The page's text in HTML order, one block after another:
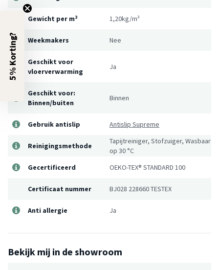
Gewicht per m² 1,20kg/m²
Weekmakers Nee
Geschikt voor
vloerverwarming
Ja
Geschikt voor:
Binnen/buiten
Binnen
Gebruik antislip Antislip Supreme
Reinigingsmethode
Tapijtreiniger, Stofzuiger, Wasbaar
op 30 °C
Gecertificeerd
OEKO-TEX® STANDARD 100
Certificaat nummer BJ028 228660 TESTEX
Anti allergie Ja
Bekijk mij in de showroom
5% Korting?